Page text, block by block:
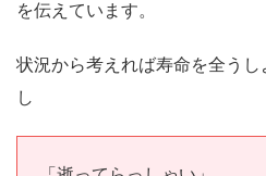
を伝えています。
状況から考えれば寿命を全う
し